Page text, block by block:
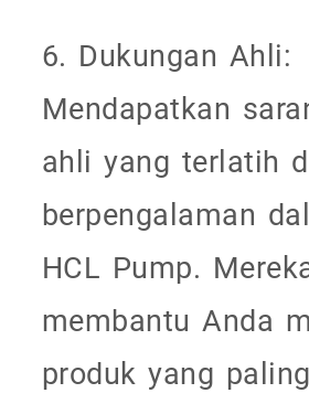
6. Dukungan Ahli:
Mendapatkan
ahli yang terlatih
berpengalaman
HCL Pump.
membantu Anda
produk yang